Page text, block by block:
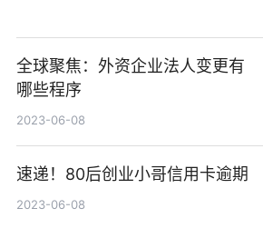
全球聚焦：外资企业法人变更有
哪些程序
2023-06-08
速递！80后创业小哥信用卡逾期
2023-06-08